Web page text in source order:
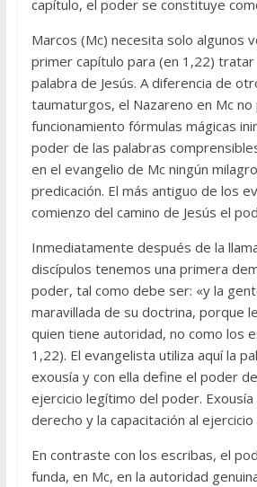
capítulo, el poder se constituye
Marcos (Mc) necesita solo algunos
primer capítulo para (en 1,22)
palabra de Jesús. A diferencia de
taumaturgos, el Nazareno en Mc no
funcionamiento fórmulas mágicas
poder de las palabras
en el evangelio de Mc ningún
predicación. El más antiguo de los
comienzo del camino de Jesús el
Inmediatamente después de la
discípulos tenemos una primera
poder, tal como debe ser: «y la
maravillada de su doctrina, porque
quien tiene autoridad, no como los
1,22). El evangelista utiliza aquí la
exousía y con ella define el poder
ejercicio legítimo del poder. Exousía
derecho y la capacitación al
En contraste con los escribas, el
funda, en Mc, en la autoridad